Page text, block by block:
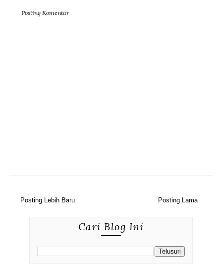
Posting Komentar
Posting Lebih Baru Posting Lama
Cari Blog Ini